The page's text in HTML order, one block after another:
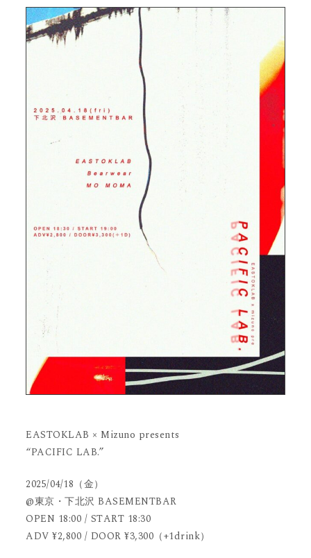
EASTOKLAB × Mizuno presents
“PACIFIC LAB.”
2025/04/18（金）
@東京・下北沢 BASEMENTBAR
OPEN 18:00 / START 18:30
ADV ¥2,800 / DOOR ¥3,300（+1drink）